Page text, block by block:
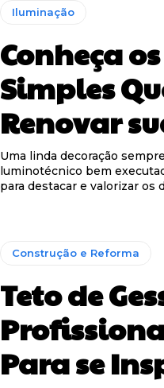
Iluminação
Conheça
Simples
Renovar
Uma linda decoração
luminotécnico bem
para destacar e valorizar os
Construção e Reforma
Teto de
Para se